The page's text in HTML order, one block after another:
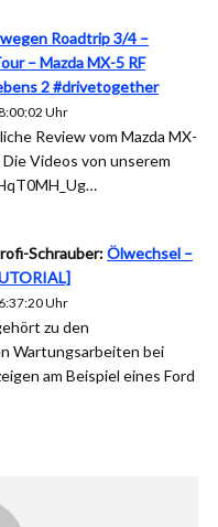
Roadtrip 3/4 –
– Mazda MX-5 RF
2 #drivetogether
Uhr
Review vom Mazda MX-
Videos von unserem
Schrauber:Ölwechsel –
Uhr
zu den
Wartungsarbeiten bei
am Beispiel eines Ford